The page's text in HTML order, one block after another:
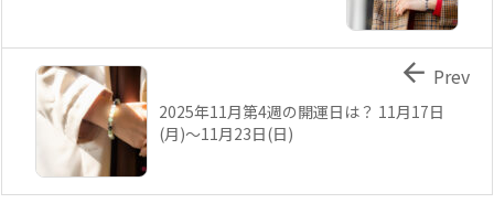
2025年11月第4週の開運日は？ 11月17日
(月)～11月23日(日)
 Prev